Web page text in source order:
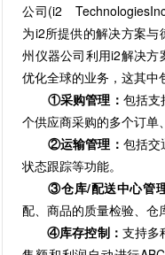
公司(i2
为i2所提供的解决方案
州仪器公司利用i2解决方
优化全球的业务，这其中
①采购管理： 包括支
个供应商采购的多个订单
②运输管理： 包括交
状态跟踪等功能。
③仓库/配送中心管
配、商品的质量检验、仓
④库存控制： 支持多